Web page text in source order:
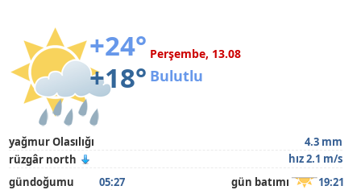
+24°
+18°
Perşembe, 13.08
Bulutlu
yağmur Olasılığı
4.3 mm
rüzgâr north
hız 2.1 m/s
gündoğumu
05:27 gün batımı 19:21